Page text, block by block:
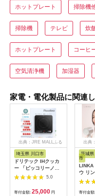
ホットプレート 掃除機
掃除機 テレビ 炊
ホットプレート コーヒ
空気清浄機 加湿器
家電・電化製品に関連
出典：JRE MALLふる
さと納税
埼玉県 川口市
ドリテック IHクッカ
ー 「ピッコリーノ」
ブラック DI-
217BK【1642626】
5.0
寄付金額: 25,000 円
出典
茨城県
市
LINKA
ウ リ
ヤー
テ ギ
贈呈品
寄付金額: